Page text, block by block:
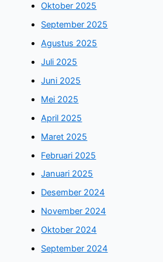
Oktober 2025
September 2025
Agustus 2025
Juli 2025
Juni 2025
Mei 2025
April 2025
Maret 2025
Februari 2025
Januari 2025
Desember 2024
November 2024
Oktober 2024
September 2024